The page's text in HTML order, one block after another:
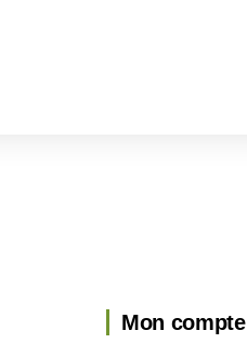
Mon compte